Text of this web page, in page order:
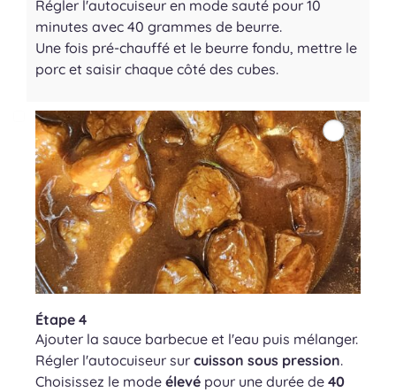
Régler l'autocuiseur en mode sauté pour 10
minutes avec 40 grammes de beurre.
Une fois pré-chauffé et le beurre fondu, mettre le
porc et saisir chaque côté des cubes.
Étape 4
Ajouter la sauce barbecue et l'eau puis mélanger.
Régler l'autocuiseur sur cuisson sous pression.
Choisissez le mode élevé pour une durée de 40